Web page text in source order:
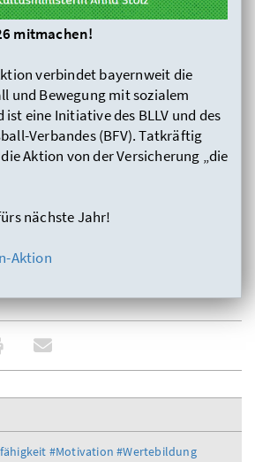
mitmachen!
verbindet bayernweit die
und Bewegung mit sozialem
ist eine Initiative des BLLV und des
Verbandes (BFV). Tatkräftig
Aktion von der Versicherung „die
nächste Jahr!
Aktion
#Motivation #Wertebildung